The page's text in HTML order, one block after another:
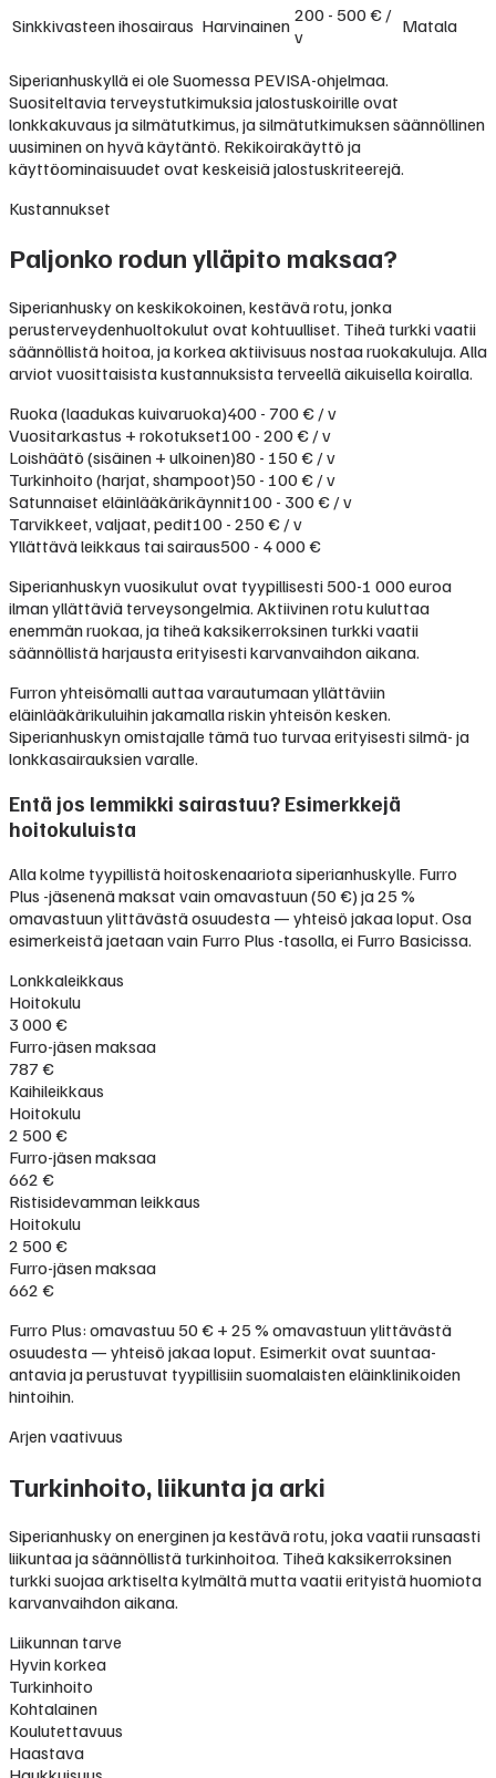
Sinkkivasteen ihosairaus Harvinainen 200 - 500 € /
v
Matala
Siperianhuskyllä ei ole Suomessa PEVISA-ohjelmaa.
Suositeltavia terveystutkimuksia jalostuskoirille ovat
lonkkakuvaus ja silmätutkimus, ja silmätutkimuksen säännöllinen
uusiminen on hyvä käytäntö. Rekikoirakäyttö ja
käyttöominaisuudet ovat keskeisiä jalostuskriteerejä.
Kustannukset
Paljonko rodun ylläpito maksaa?
Siperianhusky on keskikokoinen, kestävä rotu, jonka
perusterveydenhuoltokulut ovat kohtuulliset. Tiheä turkki vaatii
säännöllistä hoitoa, ja korkea aktiivisuus nostaa ruokakuluja. Alla
arviot vuosittaisista kustannuksista terveellä aikuisella koiralla.
Ruoka (laadukas kuivaruoka)400 - 700 € / v
Vuositarkastus + rokotukset100 - 200 € / v
Loishäätö (sisäinen + ulkoinen)80 - 150 € / v
Turkinhoito (harjat, shampoot)50 - 100 € / v
Satunnaiset eläinlääkärikäynnit100 - 300 € / v
Tarvikkeet, valjaat, pedit100 - 250 € / v
Yllättävä leikkaus tai sairaus500 - 4 000 €
Siperianhuskyn vuosikulut ovat tyypillisesti 500-1 000 euroa
ilman yllättäviä terveysongelmia. Aktiivinen rotu kuluttaa
enemmän ruokaa, ja tiheä kaksikerroksinen turkki vaatii
säännöllistä harjausta erityisesti karvanvaihdon aikana.
Furron yhteisömalli auttaa varautumaan yllättäviin
eläinlääkärikuluihin jakamalla riskin yhteisön kesken.
Siperianhuskyn omistajalle tämä tuo turvaa erityisesti silmä- ja
lonkkasairauksien varalle.
Entä jos lemmikki sairastuu? Esimerkkejä
hoitokuluista
Alla kolme tyypillistä hoitoskenaariota siperianhuskylle. Furro
Plus -jäsenenä maksat vain omavastuun (50 €) ja 25 %
omavastuun ylittävästä osuudesta — yhteisö jakaa loput. Osa
esimerkeistä jaetaan vain Furro Plus -tasolla, ei Furro Basicissa.
Lonkkaleikkaus
Hoitokulu
3 000 €
Furro-jäsen maksaa
787 €
Kaihileikkaus
Hoitokulu
2 500 €
Furro-jäsen maksaa
662 €
Ristisidevamman leikkaus
Hoitokulu
2 500 €
Furro-jäsen maksaa
662 €
Furro Plus: omavastuu 50 € + 25 % omavastuun ylittävästä
osuudesta — yhteisö jakaa loput. Esimerkit ovat suuntaa-
antavia ja perustuvat tyypillisiin suomalaisten eläinklinikoiden
hintoihin.
Arjen vaativuus
Turkinhoito, liikunta ja arki
Siperianhusky on energinen ja kestävä rotu, joka vaatii runsaasti
liikuntaa ja säännöllistä turkinhoitoa. Tiheä kaksikerroksinen
turkki suojaa arktiselta kylmältä mutta vaatii erityistä huomiota
karvanvaihdon aikana.
Liikunnan tarve
Hyvin korkea
Turkinhoito
Kohtalainen
Koulutettavuus
Haastava